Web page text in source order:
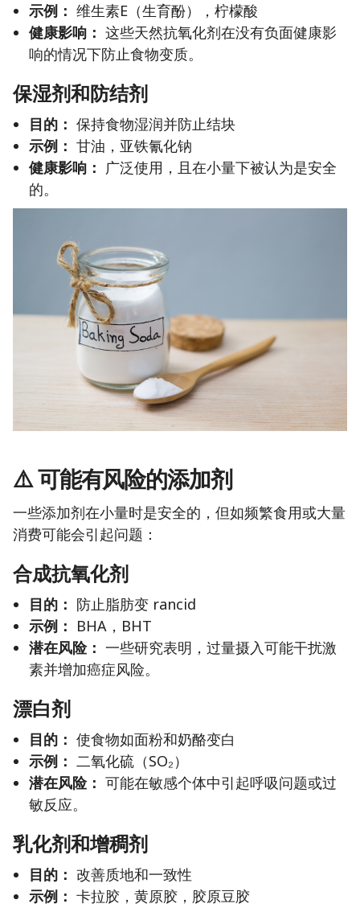
示例： 维生素E（生育酚），柠檬酸
健康影响： 这些天然抗氧化剂在没有负面健康影
响的情况下防止食物变质。
保湿剂和防结剂
目的： 保持食物湿润并防止结块
示例： 甘油，亚铁氰化钠
健康影响： 广泛使用，且在小量下被认为是安全
的。
⚠️ 可能有风险的添加剂
一些添加剂在小量时是安全的，但如频繁食用或大量
消费可能会引起问题：
合成抗氧化剂
目的： 防止脂肪变 rancid
示例： BHA，BHT
潜在风险： 一些研究表明，过量摄入可能干扰激
素并增加癌症风险。
漂白剂
目的： 使食物如面粉和奶酪变白
示例： 二氧化硫（SO₂）
潜在风险： 可能在敏感个体中引起呼吸问题或过
敏反应。
乳化剂和增稠剂
目的： 改善质地和一致性
示例： 卡拉胶，黄原胶，胶原豆胶